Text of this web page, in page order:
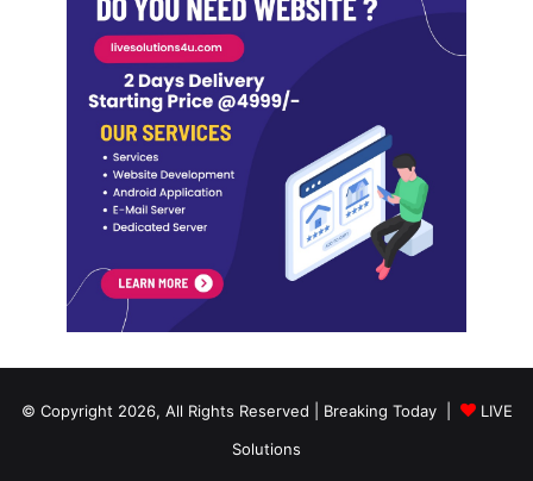
© Copyright 2026, All Rights Reserved | Breaking Today |
LIVE
Solutions